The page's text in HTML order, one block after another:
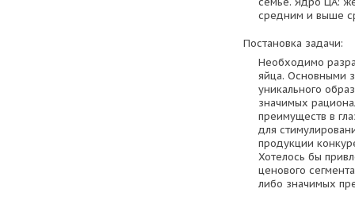
средним и выше
Постановка задачи:
Необходимо
яйца. Основными
уникального
значимых
преимуществ в
для
продукции
Хотелось бы
ценового
либо значимых